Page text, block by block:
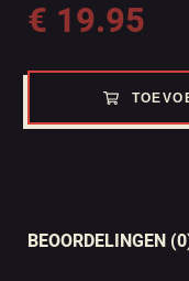
€ 19.95
BEOORDELINGEN